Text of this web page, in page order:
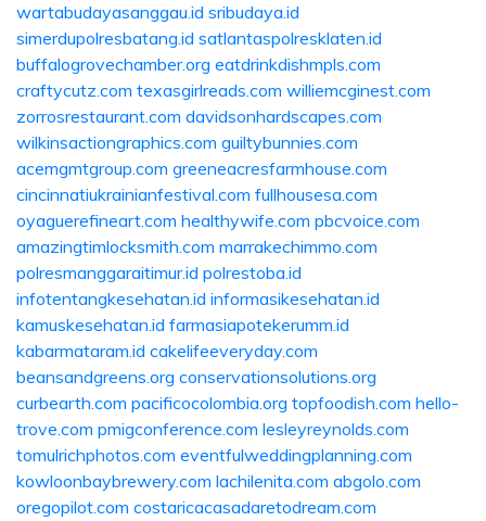
wartabudayasanggau.id sribudaya.id
simerdupolresbatang.id satlantaspolresklaten.id
buffalogrovechamber.org eatdrinkdishmpls.com
craftycutz.com texasgirlreads.com williemcginest.com
zorrosrestaurant.com davidsonhardscapes.com
wilkinsactiongraphics.com guiltybunnies.com
acemgmtgroup.com greeneacresfarmhouse.com
cincinnatiukrainianfestival.com fullhousesa.com
oyaguerefineart.com healthywife.com pbcvoice.com
amazingtimlocksmith.com marrakechimmo.com
polresmanggaraitimur.id polrestoba.id
infotentangkesehatan.id informasikesehatan.id
kamuskesehatan.id farmasiapotekerumm.id
kabarmataram.id cakelifeeveryday.com
beansandgreens.org conservationsolutions.org
curbearth.com pacificocolombia.org topfoodish.com hello-
trove.com pmigconference.com lesleyreynolds.com
tomulrichphotos.com eventfulweddingplanning.com
kowloonbaybrewery.com lachilenita.com abgolo.com
oregopilot.com costaricacasadaretodream.com